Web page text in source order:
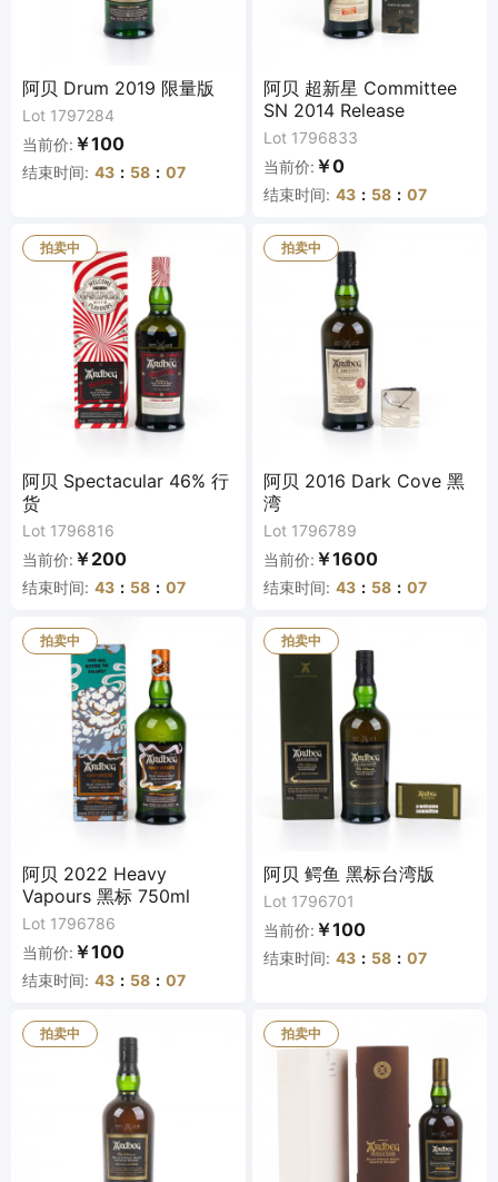
阿贝 Drum 2019 限量版
Lot 1797284
当前价: ￥100
结束时间: 43 : 58 : 07
阿贝 超新星 Committee
SN 2014 Release
Lot 1796833
当前价: ￥0
结束时间: 43 : 58 : 07
拍卖中
阿贝 Spectacular 46% 行
货
Lot 1796816
当前价: ￥200
结束时间: 43 : 58 : 07
拍卖中
阿贝 2016 Dark Cove 黑
湾
Lot 1796789
当前价: ￥1600
结束时间: 43 : 58 : 07
拍卖中
阿贝 2022 Heavy
Vapours 黑标 750ml
Lot 1796786
当前价: ￥100
结束时间: 43 : 58 : 07
拍卖中
阿贝 鳄鱼 黑标台湾版
Lot 1796701
当前价: ￥100
结束时间: 43 : 58 : 07
拍卖中 拍卖中